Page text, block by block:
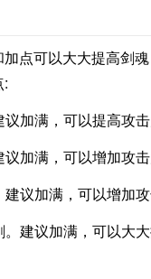
点可以大大提高剑
:
加满，可以提高攻击
加满，可以增加攻击
议加满，可以增加攻
建议加满，可以大